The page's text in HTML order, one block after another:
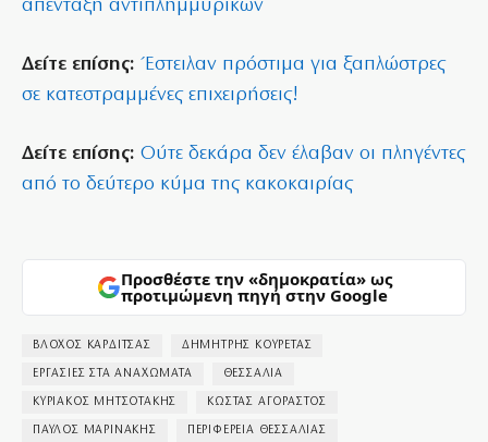
απένταξη αντιπλημμυρικών
Δείτε επίσης: Έστειλαν πρόστιμα για ξαπλώστρες
σε κατεστραμμένες επιχειρήσεις!
Δείτε επίσης: Ούτε δεκάρα δεν έλαβαν οι πληγέντες
από το δεύτερο κύμα της κακοκαιρίας
Προσθέστε την «δημοκρατία» ως
προτιμώμενη πηγή στην Google
ΒΛΟΧΟΣ ΚΑΡΔΙΤΣΑΣ ΔΗΜΗΤΡΗΣ ΚΟΥΡΕΤΑΣ
ΕΡΓΑΣΙΕΣ ΣΤΑ ΑΝΑΧΩΜΑΤΑ ΘΕΣΣΑΛΙΑ
ΚΥΡΙΑΚΟΣ ΜΗΤΣΟΤΑΚΗΣ ΚΩΣΤΑΣ ΑΓΟΡΑΣΤΟΣ
ΠΑΥΛΟΣ ΜΑΡΙΝΑΚΗΣ ΠΕΡΙΦΕΡΕΙΑ ΘΕΣΣΑΛΙΑΣ